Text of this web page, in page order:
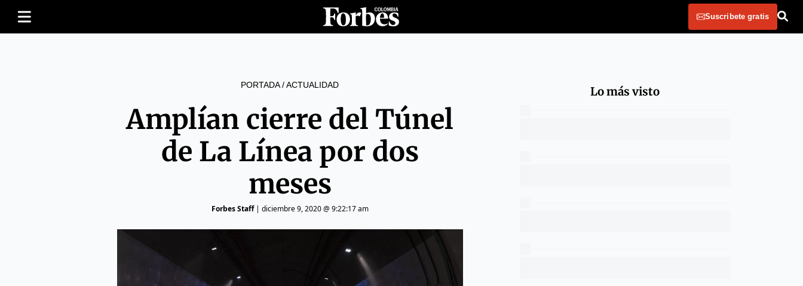
Suscribete gratis
PORTADA/ACTUALIDAD
Amplían cierre del Túnel
de La Línea por dos
meses
Forbes Staff| diciembre 9, 2020 @ 9:22:17 am
Lo más visto